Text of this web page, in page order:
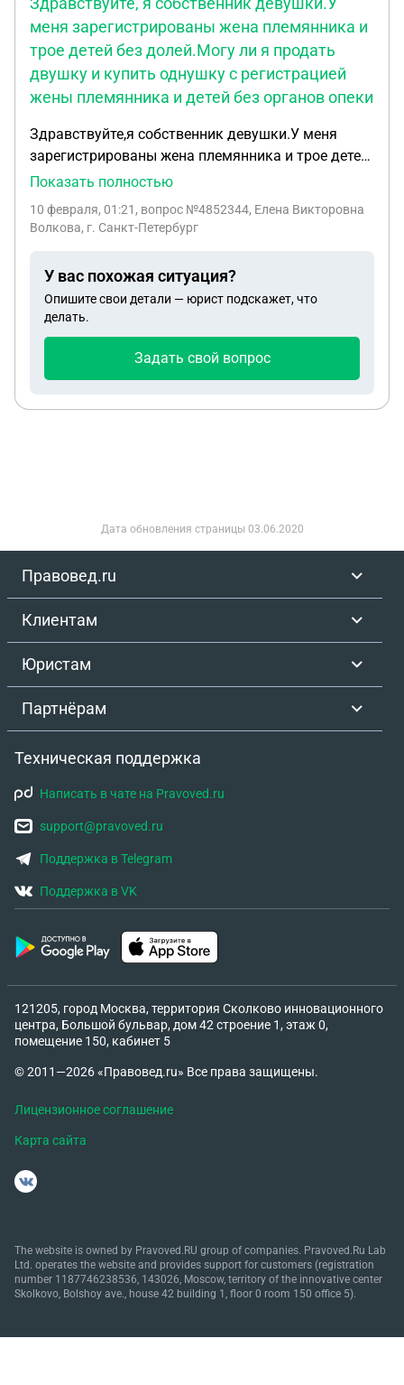
меня зарегистрированы жена племянника и
трое детей без долей.Могу ли я продать
двушку и купить однушку с регистрацией
жены племянника и детей без органов опеки
Здравствуйте,я собственник девушки.У меня
зарегистрированы жена племянника и трое детей
без долей.Могу ли я продать двушку и купить
детей без органов опеки
Показать полностью
10 февраля, 01:21 , вопрос №4852344, Елена Викторовна
Волкова, г. Санкт-Петербург
У вас похожая ситуация?
Опишите свои детали — юрист подскажет, что
делать.
Задать свой вопрос
Дата обновления страницы 03.06.2020
Правовед.ru
Клиентам
Юристам
Партнёрам
Техническая поддержка
Написать в чате на Pravoved.ru
support@pravoved.ru
Поддержка в Telegram
Поддержка в VK
121205, город Москва, территория Сколково инновационного
центра, Большой бульвар, дом 42 строение 1, этаж 0,
помещение 150, кабинет 5
© 2011—2026 «Правовед.ru» Все права защищены.
Лицензионное соглашение
Карта сайта
The website is owned by Pravoved.RU group of companies. Pravoved.Ru Lab
Ltd. operates the website and provides support for customers (registration
number 1187746238536, 143026, Moscow, territory of the innovative center
Skolkovo, Bolshoy ave., house 42 building 1, floor 0 room 150 office 5).